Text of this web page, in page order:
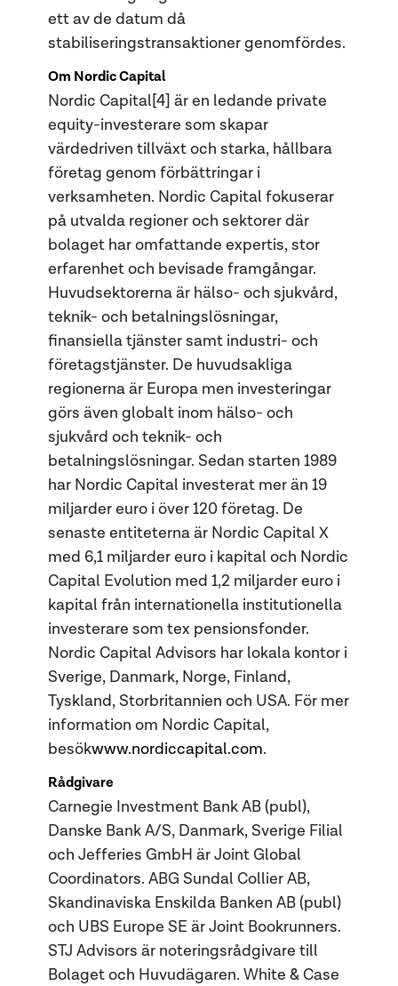
ett av de datum då
stabiliseringstransaktioner genomfördes.
Om Nordic Capital
Nordic Capital[4] är en ledande private
equity-investerare som skapar
värdedriven tillväxt och starka, hållbara
företag genom förbättringar i
verksamheten. Nordic Capital fokuserar
på utvalda regioner och sektorer där
bolaget har omfattande expertis, stor
erfarenhet och bevisade framgångar.
Huvudsektorerna är hälso- och sjukvård,
teknik- och betalningslösningar,
finansiella tjänster samt industri- och
företagstjänster. De huvudsakliga
regionerna är Europa men investeringar
görs även globalt inom hälso- och
sjukvård och teknik- och
betalningslösningar. Sedan starten 1989
har Nordic Capital investerat mer än 19
miljarder euro i över 120 företag. De
senaste entiteterna är Nordic Capital X
med 6,1 miljarder euro i kapital och Nordic
Capital Evolution med 1,2 miljarder euro i
kapital från internationella institutionella
investerare som tex pensionsfonder.
Nordic Capital Advisors har lokala kontor i
Sverige, Danmark, Norge, Finland,
Tyskland, Storbritannien och USA. För mer
information om Nordic Capital,
besökwww.nordiccapital.com.
Rådgivare
Carnegie Investment Bank AB (publ),
Danske Bank A/S, Danmark, Sverige Filial
och Jefferies GmbH är Joint Global
Coordinators. ABG Sundal Collier AB,
Skandinaviska Enskilda Banken AB (publ)
och UBS Europe SE är Joint Bookrunners.
STJ Advisors är noteringsrådgivare till
Bolaget och Huvudägaren. White & Case